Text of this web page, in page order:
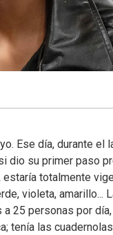
Ese día, durante el
dio su primer paso
totalmente
violeta, amarillo...
a 25 personas por
tenía las